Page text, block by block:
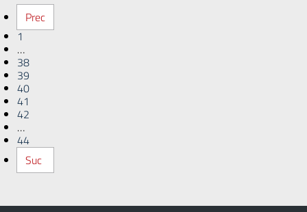
Prec
1
…
38
39
40
41
42
…
44
Suc